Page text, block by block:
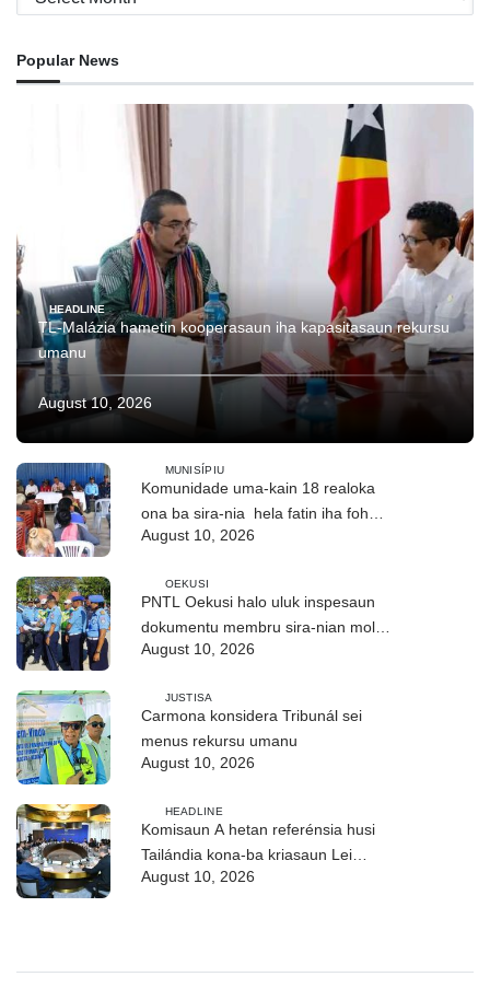
Popular News
HEADLINE
TL-Malázia hametin kooperasaun iha kapasitasaun rekursu
umanu
August 10, 2026
MUNISÍPIU
Komunidade uma-kain 18 realoka
ona ba sira-nia hela fatin iha foho
Builó okos
August 10, 2026
OEKUSI
PNTL Oekusi halo uluk inspesaun
dokumentu membru sira-nian molok
pasa-revista iha públiku
August 10, 2026
JUSTISA
Carmona konsidera Tribunál sei
menus rekursu umanu
August 10, 2026
HEADLINE
Komisaun A hetan referénsia husi
Tailándia kona-ba kriasaun Lei
Siberkrime
August 10, 2026